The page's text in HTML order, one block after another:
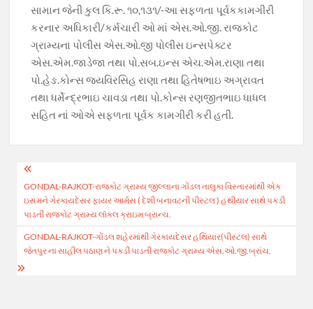
સામાન જેની કુલ કિ.રૂ. ૧૦,૧૩૧/-આ સફળતા પૂર્વકકામગીરી
કરનાર અધિકારી/કર્મચારી ઓ માં એસ.ઓ.જી. રાજકોટ
ગ્રામ્યના પોલીસ એસ.ઓ.જી પોલીસ ઇન્સપેક્ટર
એસ.એમ.જાડેજા તથા પો.સબ.ઇન્સ એચ.એમ.રાણા તથા
પો.હેઙ.કોન્સ જયવિરસિહ રાણા તથા હિતેષભાઇ અગ્રાવત
તથા ધર્મેન્દ્રભાઇ ચાવડા તથા પો.કોન્સ રણજીતભાઇ ધાધલ
સહિત નાં ઓએ સફળતા પૂર્વક કામગીરી કરી હતી.
Post
navigation
GONDAL-RAJKOT-રાજકોટ ગ્રામ્ય જીલ્લાના ગોંડલ તાલુકા વિસ્તારમાંથી એક
ઇસમને ગેરકાયદેસર ફાયર આર્મસ ( દેશી બનાવટની પીસ્ટલ ) હથીયાર સાથે પકડી
પાડતી રાજકોટ ગ્રામ્ય લૉકલ ક્રાઇમ બ્રાન્ચ.
GONDAL-RAJKOT-ગોંડલ શહેરમાંથી ગેરકાયદેસર હથિયાર(પીસ્ટલ) સાથે
જેતપુર ના સાહીલ પઠાણ ને પકડી પાડતી રાજકોટ ગ્રામ્ય એસ.ઓ.જી.બ્રાંચ.